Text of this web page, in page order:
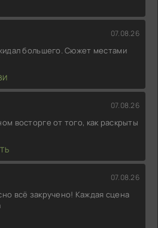
07.08.26
большего. Сюжет местами
07.08.26
восторге от того, как раскрыты
07.08.26
всё закручено! Каждая сцена